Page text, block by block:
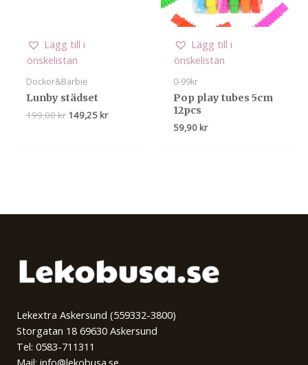
Lägg till i
önskelistan
Dockor&Barbie
Lunby städset
199,00kr Det
149,25 krDet
Lägg till i
önskelistan
0-99kr
Pop play tubes 5cm
12pcs
59,90 kr
Lekextra Askersund (559332-3800)
Storgatan 18 69630 Askersund
Tel: 0583-711311